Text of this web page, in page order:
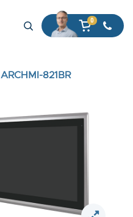
ARCHMI-821BR